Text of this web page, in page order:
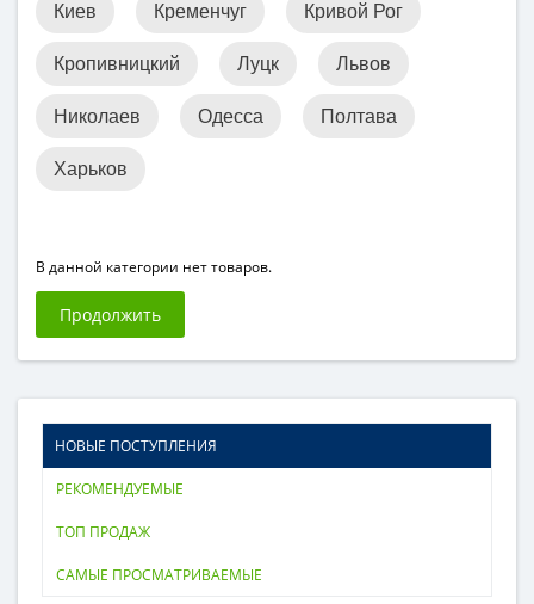
Киев Кременчуг Кривой Рог
Кропивницкий Луцк Львов
Николаев Одесса Полтава
Харьков
В данной категории нет товаров.
Продолжить
НОВЫЕ ПОСТУПЛЕНИЯ
РЕКОМЕНДУЕМЫЕ
ТОП ПРОДАЖ
САМЫЕ ПРОСМАТРИВАЕМЫЕ